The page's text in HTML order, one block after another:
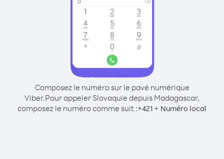
Composez le numéro sur le pavé numérique
Viber.Pour appeler Slovaquie depuis Madagascar,
composez le numéro comme suit :+421 + Numéro local